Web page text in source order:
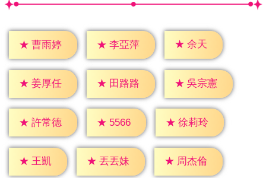
★ 曹雨婷 ★ 李亞萍 ★ 余天
★ 姜厚任 ★ 田路路 ★ 吳宗憲
★ 許常德 ★ 5566 ★ 徐莉玲
★ 王凱 ★ 丟丟妹 ★ 周杰倫